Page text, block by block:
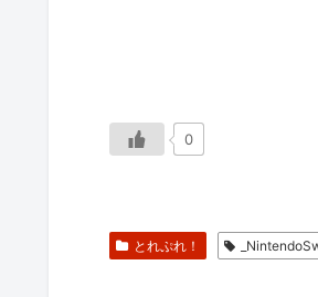
0
とれぷれ！